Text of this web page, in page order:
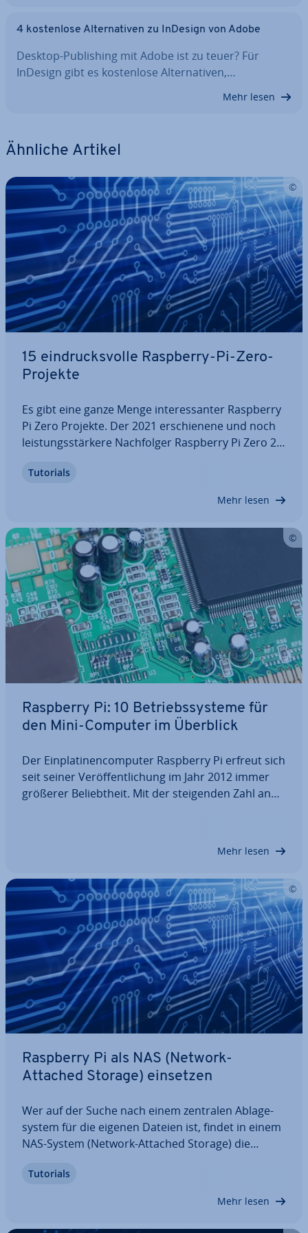
4 kos­ten­lo­se Al­ter­na­ti­ven zu InDesign von Adobe
Desktop-Pu­bli­shing mit Adobe ist zu teuer? Für
InDesign gibt es kos­ten­lo­se Al­ter­na­ti­ven,…
Mehr lesen
Ähnliche Artikel
15 ein­drucks­vol­le Raspberry-Pi-Zero-
Projekte
Es gibt eine ganze Menge in­ter­es­san­ter Raspberry
Pi Zero Projekte. Der 2021 er­schie­ne­ne und noch
leis­tungs­stär­ke­re Nach­fol­ger Raspberry Pi Zero 2
um­fang­rei­che­ren An­wen­dun­gen. In diesem Artikel
Tutorials
Mehr lesen
Raspberry Pi: 10 Be­triebs­sys­te­me für
den Mini-Computer im Überblick
Der Ein­pla­ti­nen­com­pu­ter Raspberry Pi erfreut sich
seit seiner Ver­öf­fent­li­chung im Jahr 2012 immer
größerer Be­liebt­heit. Mit der stei­gen­den Zahl an
Mehr lesen
Raspberry Pi als NAS (Network-
Attached Storage) einsetzen
Wer auf der Suche nach einem zentralen Ab­la­ge­
sys­tem für die eigenen Dateien ist, findet in einem
NAS-System (Network-Attached Storage) die
häufig nicht gerade preis­güns­tig sind, gewinnt die
Tutorials
Mehr lesen